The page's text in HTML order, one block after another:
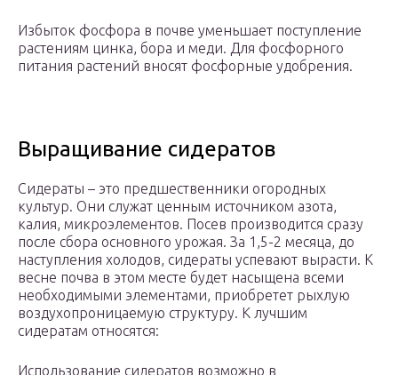
Избыток фосфора в почве уменьшает поступление
растениям цинка, бора и меди. Для фосфорного
питания растений вносят фосфорные удобрения.
Выращивание сидератов
Сидераты – это предшественники огородных
культур. Они служат ценным источником азота,
калия, микроэлементов. Посев производится сразу
после сбора основного урожая. За 1,5-2 месяца, до
наступления холодов, сидераты успевают вырасти. К
весне почва в этом месте будет насыщена всеми
необходимыми элементами, приобретет рыхлую
воздухопроницаемую структуру. К лучшим
сидератам относятся:
Использование сидератов возможно в